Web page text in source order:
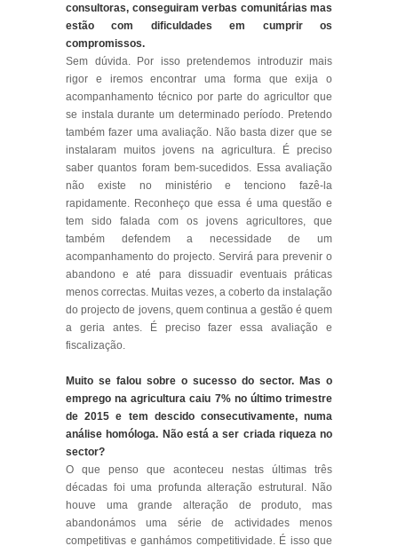
consultoras, conseguiram verbas comunitárias mas
estão com dificuldades em cumprir os
compromissos.
Sem dúvida. Por isso pretendemos introduzir mais
rigor e iremos encontrar uma forma que exija o
acompanhamento técnico por parte do agricultor que
se instala durante um determinado período. Pretendo
também fazer uma avaliação. Não basta dizer que se
instalaram muitos jovens na agricultura. É preciso
saber quantos foram bem-sucedidos. Essa avaliação
não existe no ministério e tenciono fazê-la
rapidamente. Reconheço que essa é uma questão e
tem sido falada com os jovens agricultores, que
também defendem a necessidade de um
acompanhamento do projecto. Servirá para prevenir o
abandono e até para dissuadir eventuais práticas
menos correctas. Muitas vezes, a coberto da instalação
do projecto de jovens, quem continua a gestão é quem
a geria antes. É preciso fazer essa avaliação e
fiscalização.
Muito se falou sobre o sucesso do sector. Mas o
emprego na agricultura caiu 7% no último trimestre
de 2015 e tem descido consecutivamente, numa
análise homóloga. Não está a ser criada riqueza no
sector?
O que penso que aconteceu nestas últimas três
décadas foi uma profunda alteração estrutural. Não
houve uma grande alteração de produto, mas
abandonámos uma série de actividades menos
competitivas e ganhámos competitividade. É isso que